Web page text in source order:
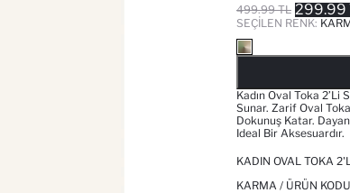
499.99 TL 299.99
SEÇILEN RENK:
Kadın Oval Toka 2’li
Sunar. Zarif Oval
Dokunuş Katar.
Ideal Bir Aksesuardır.
KADIN OVAL TOKA
KARMA / ÜRÜN